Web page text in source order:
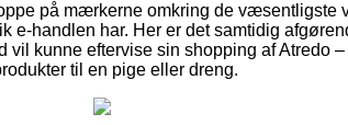
på mærkerne omkring de væsentligste
e-handlen har. Her er det samtidig
vil kunne eftervise sin shopping af Atredo –
til en pige eller dreng.